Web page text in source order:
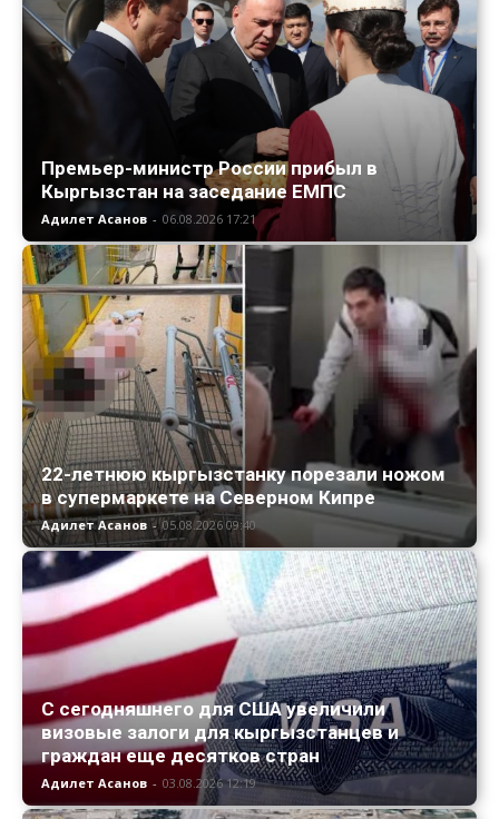
Премьер-министр России прибыл в
Кыргызстан на заседание ЕМПС
Адилет Асанов - 06.08.2026 17:21
22-летнюю кыргызстанку порезали ножом
в супермаркете на Северном Кипре
Адилет Асанов - 05.08.2026 09:40
С сегодняшнего для США увеличили
визовые залоги для кыргызстанцев и
граждан еще десятков стран
Адилет Асанов - 03.08.2026 12:19